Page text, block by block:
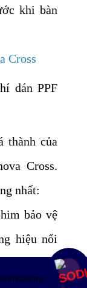
khi bàn
Cross
dán PPF
thành của
Cross.
nhất:
bảo vệ
hiệu nổi
các dòng